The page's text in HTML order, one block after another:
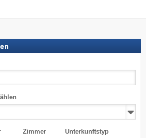
Zimmer Unterkunftstyp